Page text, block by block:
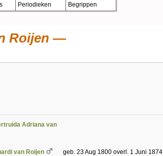
Periodieken Begrippen
Roijen
Adriana van
van Roijen
geb. 23 Aug 1800 overl. 1 Juni 1874